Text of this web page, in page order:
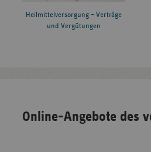
Heilmittelversorgung – Verträge
und Vergütungen
Online-Angebote des